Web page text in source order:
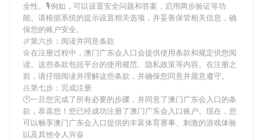
全性。🎙例如，可以设置安全问题和答案，启用两步验证等功
能。请根据系统的提示设置相关选项，并妥善保管相关信息，确
保您的账户安全。
🍖第六步：阅读并同意条款
🌼在注册过程中， 澳门广东会入口会提供使用条款和规定供您阅
读。这些条款包括平台的使用规范、隐私政策等内容。在注册之
前，请仔细阅读并理解这些条款，并确保您同意并愿意遵守。
🥟第七步：完成注册
🕑一旦您完成了所有必要的步骤，并同意了澳门广东会入口的条
款，恭喜您！您已经成功注册了澳门广东会入口账户。现在，您
可以畅享澳门广东会入口提供的丰富体育赛事、刺激的游戏体验
以及其他令人兴奋